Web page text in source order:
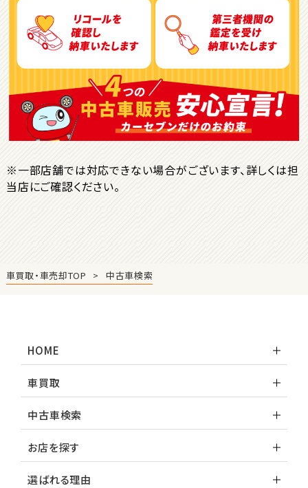
トヨタ
ヴォクシー
ＳＵＶ・クロカン
1 位
トヨタ
ヤリスクロス
※一部店舗では対応できない場合がございます、詳しくは担
当店にご確認ください。
車買取・車売却TOP 中古車検索
HOME
車買取
中古車検索
お店を探す
選ばれる理由